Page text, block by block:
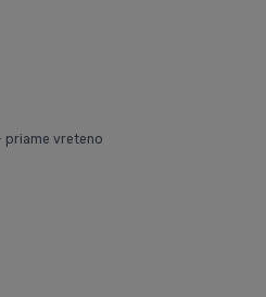
priame vreteno